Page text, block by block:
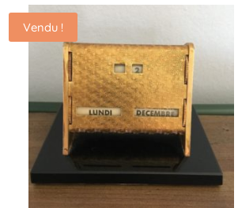
Vendu !